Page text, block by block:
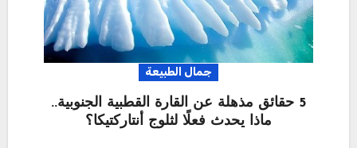
جمال الطبيعة
5 حقائق مذهلة عن القارة القطبية الجنوبية..
ماذا يحدث فعلًا لثلوج أنتاركتيكا؟